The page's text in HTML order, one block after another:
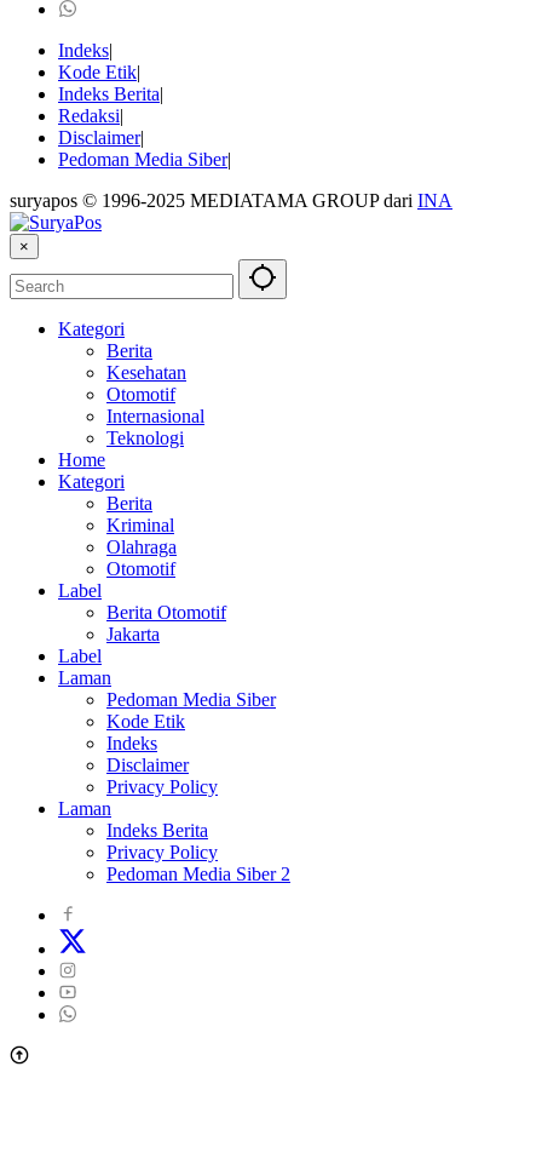
Indeks
Kode Etik
Indeks Berita
Redaksi
Disclaimer
Pedoman Media Siber
suryapos © 1996-2025 MEDIATAMA GROUP dari INA
×
Kategori
Berita
Kesehatan
Otomotif
Internasional
Teknologi
Home
Kategori
Berita
Kriminal
Olahraga
Otomotif
Label
Berita Otomotif
Jakarta
Label
Laman
Pedoman Media Siber
Kode Etik
Indeks
Disclaimer
Privacy Policy
Laman
Indeks Berita
Privacy Policy
Pedoman Media Siber 2